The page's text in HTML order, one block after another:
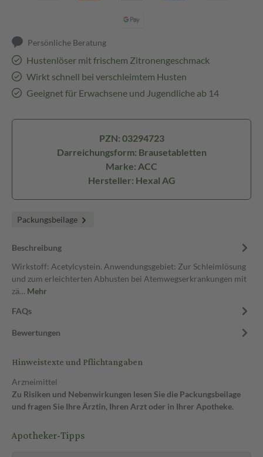
Persönliche Beratung
Hustenlöser mit frischem Zitronengeschmack
Wirkt schnell bei verschleimtem Husten
Geeignet für Erwachsene und Jugendliche ab 14
PZN: 03294723
Darreichungsform: Brausetabletten
Marke: ACC
Hersteller: Hexal AG
Packungsbeilage
Beschreibung
Wirkstoff: Acetylcystein. Anwendungsgebiet: Zur Schleimlösung
und zum erleichterten Abhusten bei Atemwegserkrankungen mit
zä… Mehr
FAQs
Bewertungen
Hinweistexte und Pflichtangaben
Arzneimittel
Zu Risiken und Nebenwirkungen lesen Sie die Packungsbeilage
und fragen Sie Ihre Ärztin, Ihren Arzt oder in Ihrer Apotheke.
Apotheker-Tipps